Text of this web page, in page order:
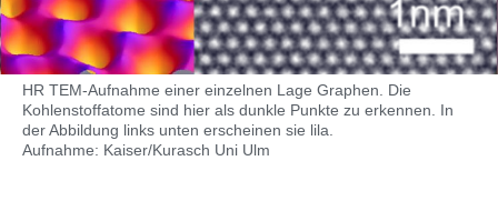
HR TEM-Aufnahme einer einzelnen Lage Graphen. Die
Kohlenstoffatome sind hier als dunkle Punkte zu erkennen. In
der Abbildung links unten erscheinen sie lila.
Aufnahme: Kaiser/Kurasch Uni Ulm